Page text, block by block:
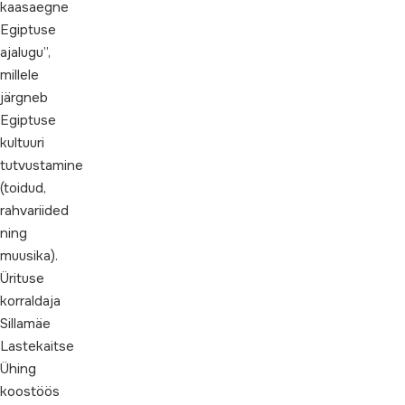
kaasaegne
Egiptuse
ajalugu”,
millele
järgneb
Egiptuse
kultuuri
tutvustamine
(toidud,
rahvariided
ning
muusika).
Ürituse
korraldaja
Sillamäe
Lastekaitse
Ühing
koostöös